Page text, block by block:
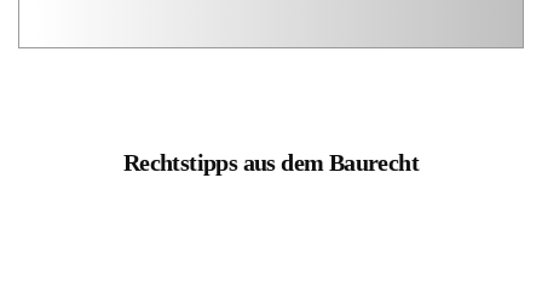
Rechtstipps aus dem Baurecht